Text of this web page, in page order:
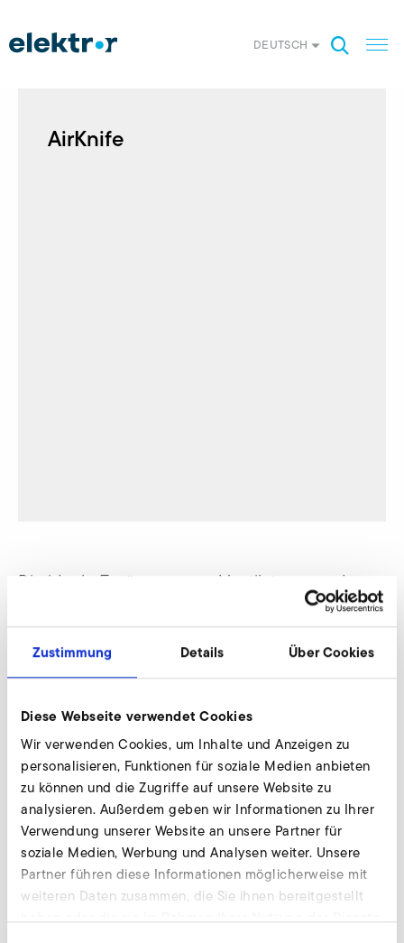
Zustimmung Details Über Cookies
Diese Webseite verwendet Cookies
Wir verwenden Cookies, um Inhalte und Anzeigen zu
personalisieren, Funktionen für soziale Medien anbieten
zu können und die Zugriffe auf unsere Website zu
analysieren. Außerdem geben wir Informationen zu Ihrer
Verwendung unserer Website an unsere Partner für
soziale Medien, Werbung und Analysen weiter. Unsere
Partner führen diese Informationen möglicherweise mit
weiteren Daten zusammen, die Sie ihnen bereitgestellt
DEUTSCH
AirKnife
Die ideale Ergänzung von Ventilatoren und
zeitraubenden Eigenkonstruktionen, um einen
gleichmäßigen Luftstrom oder Luftvorhang
aus Edelstahl und lenken den Luftstrom perfekt
dosiert in der gewünschten Art und Weise an
die gewünschte Stelle.
AirKnife